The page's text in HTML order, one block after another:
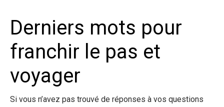
Derniers mots pour
franchir le pas et
voyager
Si vous n’avez pas trouvé de réponses à vos questions